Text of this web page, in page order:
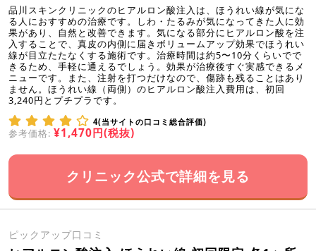
品川スキンクリニックのヒアルロン酸注入は、ほうれい線が気にな
る人におすすめの治療です。しわ・たるみが気になってきた人に効
果があり、自然と改善できます。気になる部分にヒアルロン酸を注
入することで、真皮の内側に届きボリュームアップ効果でほうれい
線が目立たたなくする施術です。治療時間は約5〜10分くらいでで
きるため、手軽に通えるでしょう。効果が治療後すぐ実感できるメ
ニューです。また、注射を打つだけなので、傷跡も残ることはあり
ません。ほうれい線（両側）のヒアルロン酸注入費用は、初回
3,240円とプチプラです。
4(当サイトの口コミ総合評価)
参考価格: ¥1,470円(税抜)
クリニック公式で詳細を見る
ピックアップ口コミ